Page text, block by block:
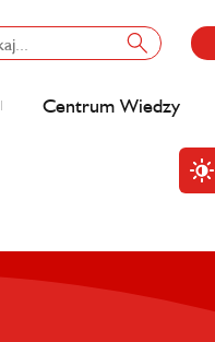
Centrum Wiedzy